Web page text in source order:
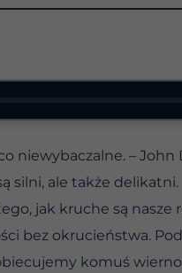
niewybaczalne. – John
silni, ale także delikatni.
jak kruche są nasze
bez okrucieństwa.
komuś